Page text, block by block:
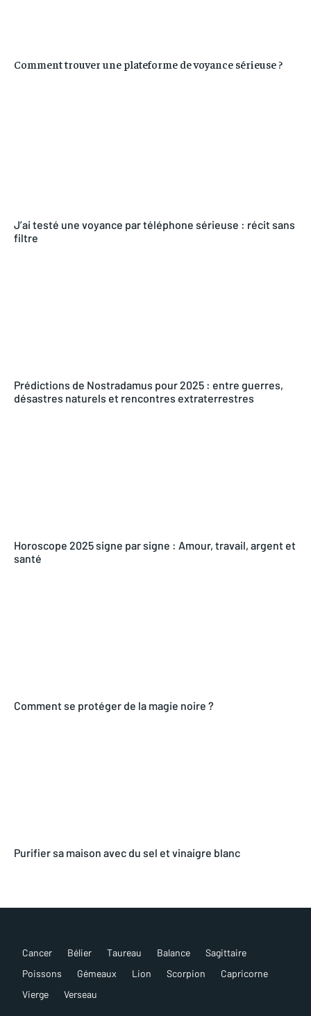
J’ai testé une voyance par téléphone sérieuse : récit sans
filtre
Prédictions de Nostradamus pour 2025 : entre guerres,
désastres naturels et rencontres extraterrestres
Horoscope 2025 signe par signe : Amour, travail, argent et
santé
Comment se protéger de la magie noire ?
Purifier sa maison avec du sel et vinaigre blanc
Comment trouver une plateforme de voyance sérieuse ?
Cancer Bélier Taureau Balance
Sagittaire
Poissons
Gémeaux Lion Scorpion
Capricorne
Vierge
Verseau